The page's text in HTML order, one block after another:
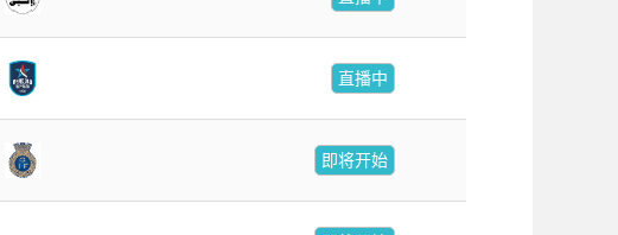
直播中
即将开始